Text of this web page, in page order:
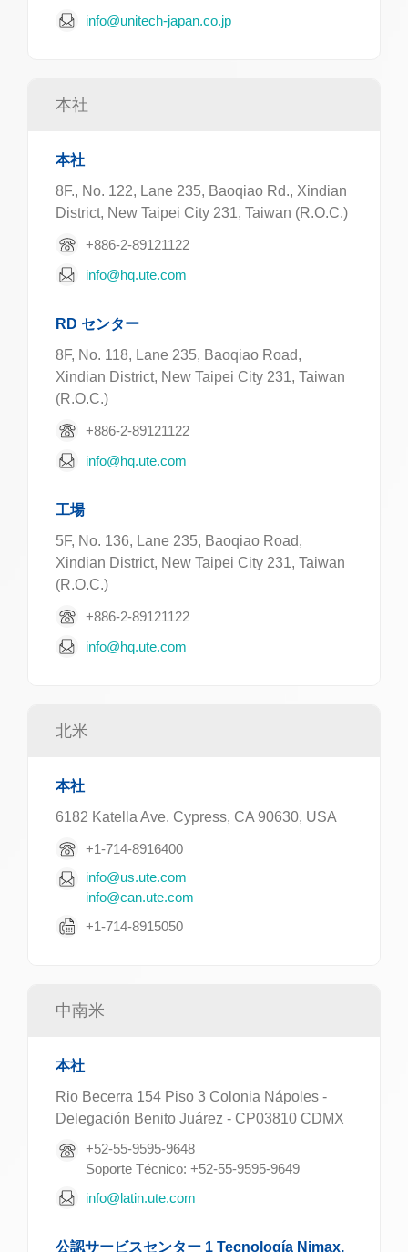
info@unitech-japan.co.jp
本社
本社
8F., No. 122, Lane 235, Baoqiao Rd., Xindian
District, New Taipei City 231, Taiwan (R.O.C.)
+886-2-89121122
info@hq.ute.com
RD センター
8F, No. 118, Lane 235, Baoqiao Road,
Xindian District, New Taipei City 231, Taiwan
(R.O.C.)
+886-2-89121122
info@hq.ute.com
工場
5F, No. 136, Lane 235, Baoqiao Road,
Xindian District, New Taipei City 231, Taiwan
(R.O.C.)
+886-2-89121122
info@hq.ute.com
北米
本社
6182 Katella Ave. Cypress, CA 90630, USA
+1-714-8916400
info@us.ute.com
info@can.ute.com
+1-714-8915050
中南米
本社
Rio Becerra 154 Piso 3 Colonia Nápoles -
Delegación Benito Juárez - CP03810 CDMX
+52-55-9595-9648
Soporte Técnico: +52-55-9595-9649
info@latin.ute.com
公認サービスセンター 1 Tecnología Nimax,